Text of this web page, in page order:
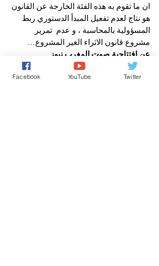
ان ما تقوم به هذه الفئة الخارجة عن القانون
هو نتاج لعدم تفعيل المبدأ الدستوري ربط
المسؤولية بالمحاسبة ، و عدم  تمرير
مشروع قانون الاثراء الغير المشروع…
عن افتتاحية صوت المغرب نيوز
افتتاحية صباح الخير يا وطني
حقوق الانسان/ Human Rights
Facebook YouTube Twitter